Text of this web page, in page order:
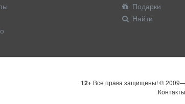
Подарки
Найти
12+Все права защищены! ©